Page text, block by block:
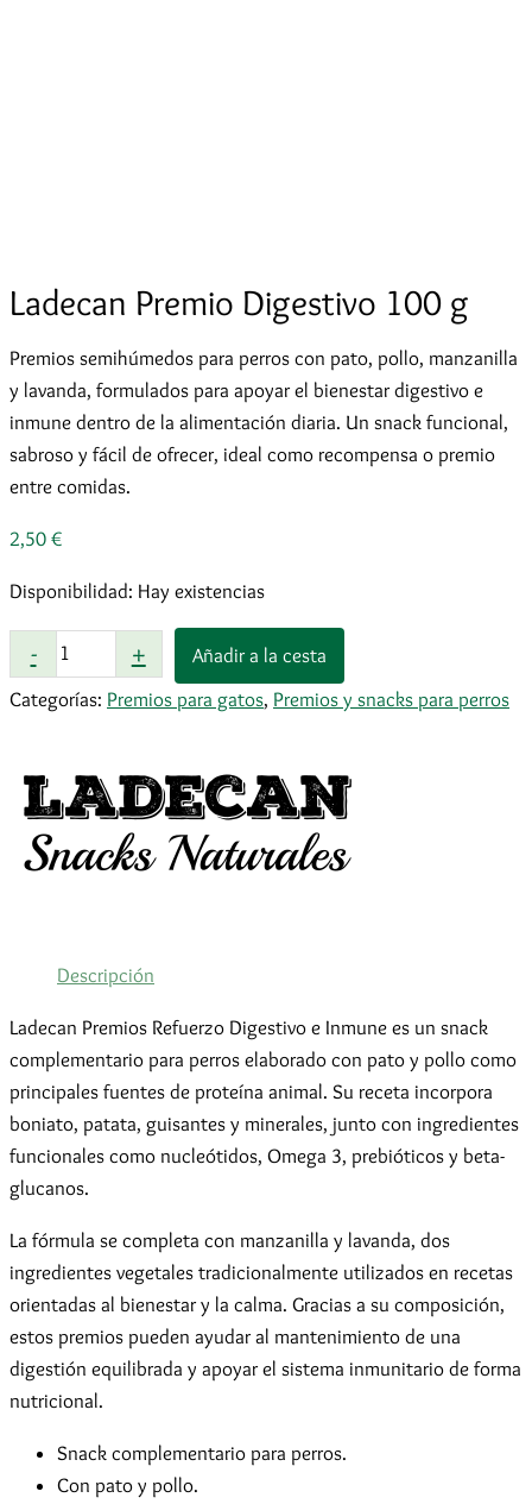
Ladecan Premio Digestivo 100 g
Premios semihúmedos para perros con pato, pollo, manzanilla
y lavanda, formulados para apoyar el bienestar digestivo e
inmune dentro de la alimentación diaria. Un snack funcional,
sabroso y fácil de ofrecer, ideal como recompensa o premio
entre comidas.
2,50 €
Disponibilidad: Hay existencias
-
Ladecan
Premio
Digestivo
cantidad
+
Añadir a la cesta
Categorías: Premios para gatos, Premios y snacks para perros
Descripción
Ladecan Premios Refuerzo Digestivo e Inmune es un snack
complementario para perros elaborado con pato y pollo como
principales fuentes de proteína animal. Su receta incorpora
boniato, patata, guisantes y minerales, junto con ingredientes
funcionales como nucleótidos, Omega 3, prebióticos y beta-
glucanos.
La fórmula se completa con manzanilla y lavanda, dos
ingredientes vegetales tradicionalmente utilizados en recetas
orientadas al bienestar y la calma. Gracias a su composición,
estos premios pueden ayudar al mantenimiento de una
digestión equilibrada y apoyar el sistema inmunitario de forma
nutricional.
Snack complementario para perros.
Con pato y pollo.